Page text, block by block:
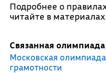
Подробнее о
читайте в
Связанная олимпиада
Московская
грамотности